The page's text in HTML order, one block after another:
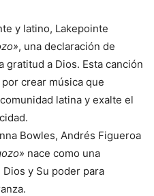
y latino, Lakepointe
, una declaración de
gratitud a Dios. Esta canción
crear música que
latina y exalte el
Bowles, Andrés Figueroa
nace como una
y Su poder para